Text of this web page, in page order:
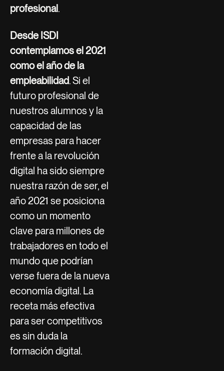
profesional.
Desde ISDI
contemplamos el 2021
como el año de la
empleabilidad. Si el
futuro profesional de
nuestros alumnos y la
capacidad de las
empresas para hacer
frente a la revolución
digital ha sido siempre
nuestra razón de ser, el
año 2021 se posiciona
como un momento
clave para millones de
trabajadores en todo el
mundo que podrían
verse fuera de la nueva
economía digital. La
receta más efectiva
para ser competitivos
es sin duda la
formación digital.